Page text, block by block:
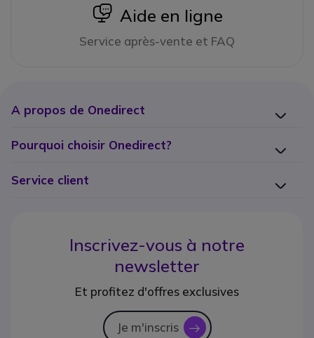
icon
Aide en ligne
Service après-vente et FAQ
A propos de Onedirect
Pourquoi choisir Onedirect?
Service client
Inscrivez-vous à notre
newsletter
Et profitez d'offres exclusives
Je m'inscris icon